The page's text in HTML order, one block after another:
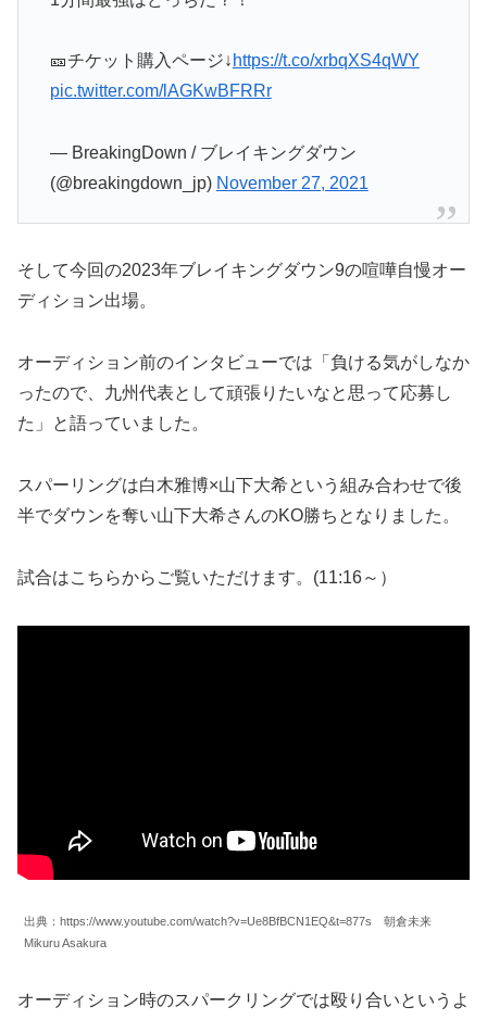
🎫チケット購入ページ↓ https://t.co/xrbqXS4qWY
pic.twitter.com/lAGKwBFRRr
— BreakingDown / ブレイキングダウン
(@breakingdown_jp) November 27, 2021
そして今回の2023年ブレイキングダウン9の喧嘩自慢オー
ディション出場。
オーディション前のインタビューでは「負ける気がしなか
ったので、九州代表として頑張りたいなと思って応募し
た」と語っていました。
スパーリングは白木雅博×山下大希という組み合わせで後
半でダウンを奪い山下大希さんのKO勝ちとなりました。
試合はこちらからご覧いただけます。(11:16～）
出典：https://www.youtube.com/watch?v=Ue8BfBCN1EQ&t=877s 朝倉未来
Mikuru Asakura
オーディション時のスパークリングでは殴り合いというよ